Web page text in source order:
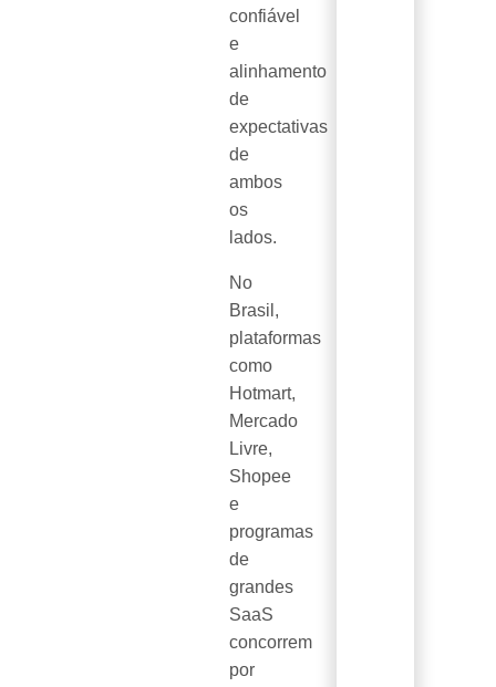
confiável
e
alinhamento
de
expectativas
de
ambos
os
lados.
No
Brasil,
plataformas
como
Hotmart,
Mercado
Livre,
Shopee
e
programas
de
grandes
SaaS
concorrem
por